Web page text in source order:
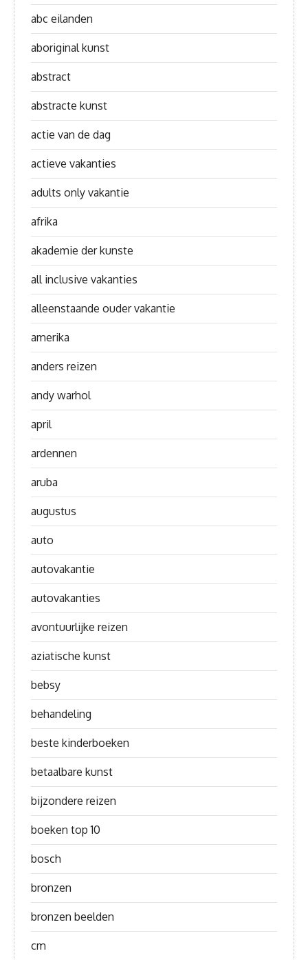
abc eilanden
aboriginal kunst
abstract
abstracte kunst
actie van de dag
actieve vakanties
adults only vakantie
afrika
akademie der kunste
all inclusive vakanties
alleenstaande ouder vakantie
amerika
anders reizen
andy warhol
april
ardennen
aruba
augustus
auto
autovakantie
autovakanties
avontuurlijke reizen
aziatische kunst
bebsy
behandeling
beste kinderboeken
betaalbare kunst
bijzondere reizen
boeken top 10
bosch
bronzen
bronzen beelden
cm